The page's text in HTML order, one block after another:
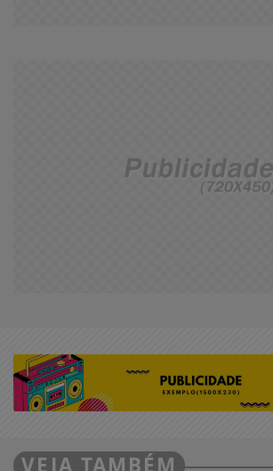
VEJA TAMBÉM